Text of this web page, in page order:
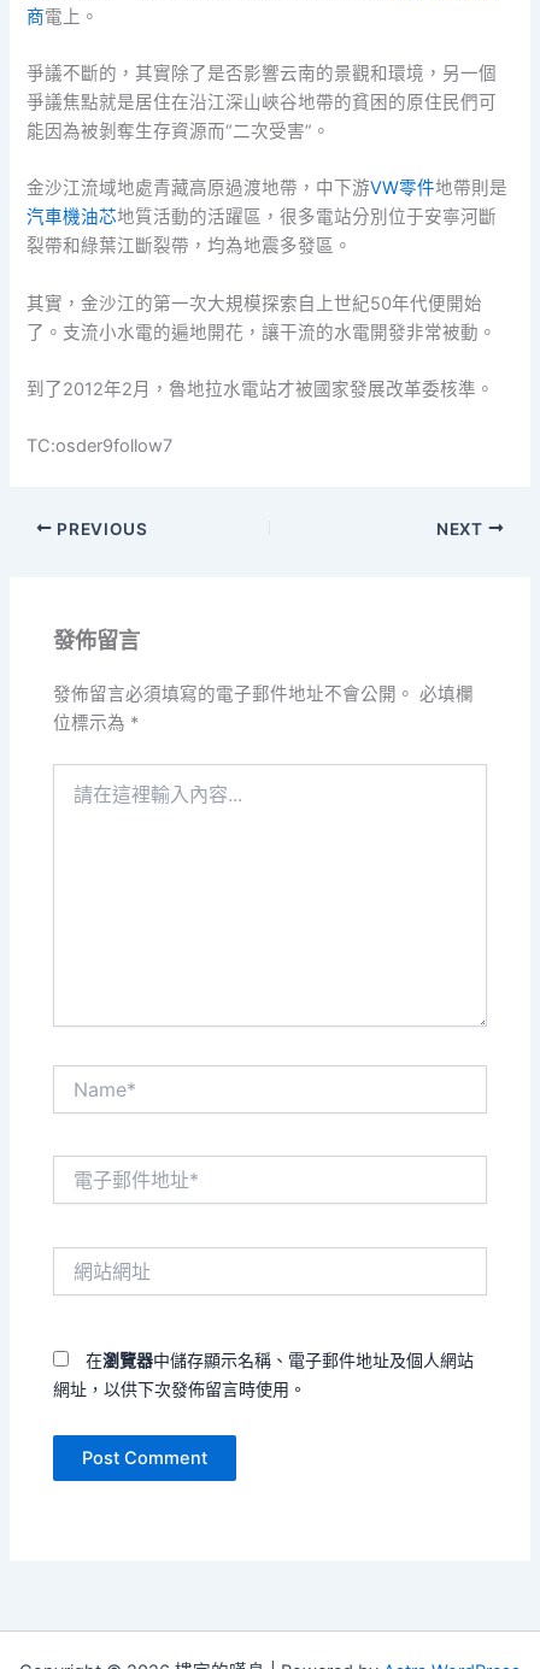
商電上。
爭議不斷的，其實除了是否影響云南的景觀和環境，另一個
爭議焦點就是居住在沿江深山峽谷地帶的貧困的原住民們可
能因為被剝奪生存資源而“二次受害”。
金沙江流域地處青藏高原過渡地帶，中下游VW零件地帶則是
汽車機油芯地質活動的活躍區，很多電站分別位于安寧河斷
裂帶和綠葉江斷裂帶，均為地震多發區。
其實，金沙江的第一次大規模探索自上世紀50年代便開始
了。支流小水電的遍地開花，讓干流的水電開發非常被動。
到了2012年2月，魯地拉水電站才被國家發展改革委核準。
TC:osder9follow7
PREVIOUS NEXT
發佈留言
發佈留言必須填寫的電子郵件地址不會公開。 必填欄
位標示為 *
在瀏覽器中儲存顯示名稱、電子郵件地址及個人網站
網址，以供下次發佈留言時使用。